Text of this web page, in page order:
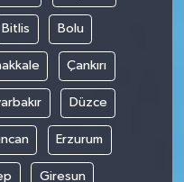
Bitlis Bolu
Çankırı
Düzce
Erzurum
Giresun